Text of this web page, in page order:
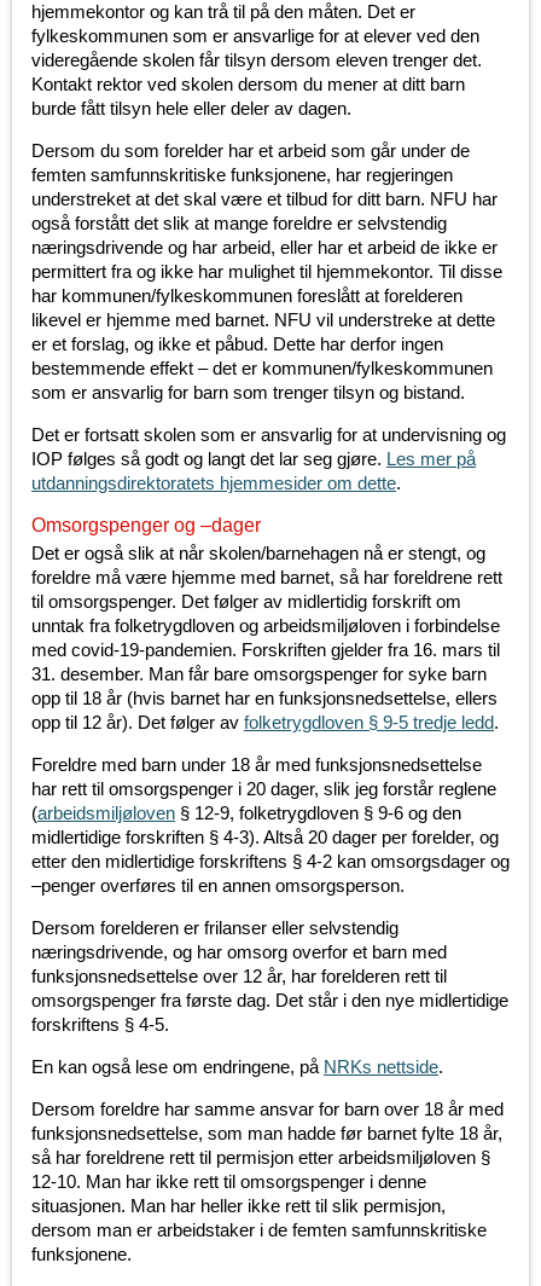
hjemmekontor og kan trå til på den måten. Det er
fylkeskommunen som er ansvarlige for at elever ved den
videregående skolen får tilsyn dersom eleven trenger det.
Kontakt rektor ved skolen dersom du mener at ditt barn
burde fått tilsyn hele eller deler av dagen.
Dersom du som forelder har et arbeid som går under de
femten samfunnskritiske funksjonene, har regjeringen
understreket at det skal være et tilbud for ditt barn. NFU har
også forstått det slik at mange foreldre er selvstendig
næringsdrivende og har arbeid, eller har et arbeid de ikke er
permittert fra og ikke har mulighet til hjemmekontor. Til disse
har kommunen/fylkeskommunen foreslått at forelderen
likevel er hjemme med barnet. NFU vil understreke at dette
er et forslag, og ikke et påbud. Dette har derfor ingen
bestemmende effekt – det er kommunen/fylkeskommunen
som er ansvarlig for barn som trenger tilsyn og bistand.
Det er fortsatt skolen som er ansvarlig for at undervisning og
IOP følges så godt og langt det lar seg gjøre. Les mer på
utdanningsdirektoratets hjemmesider om dette.
Omsorgspenger og –dager
Det er også slik at når skolen/barnehagen nå er stengt, og
foreldre må være hjemme med barnet, så har foreldrene rett
til omsorgspenger. Det følger av midlertidig forskrift om
unntak fra folketrygdloven og arbeidsmiljøloven i forbindelse
med covid-19-pandemien. Forskriften gjelder fra 16. mars til
31. desember. Man får bare omsorgspenger for syke barn
opp til 18 år (hvis barnet har en funksjonsnedsettelse, ellers
opp til 12 år). Det følger av folketrygdloven § 9-5 tredje ledd.
Foreldre med barn under 18 år med funksjonsnedsettelse
har rett til omsorgspenger i 20 dager, slik jeg forstår reglene
(arbeidsmiljøloven § 12-9, folketrygdloven § 9-6 og den
midlertidige forskriften § 4-3). Altså 20 dager per forelder, og
etter den midlertidige forskriftens § 4-2 kan omsorgsdager og
–penger overføres til en annen omsorgsperson.
Dersom forelderen er frilanser eller selvstendig
næringsdrivende, og har omsorg overfor et barn med
funksjonsnedsettelse over 12 år, har forelderen rett til
omsorgspenger fra første dag. Det står i den nye midlertidige
forskriftens § 4-5.
En kan også lese om endringene, på NRKs nettside.
Dersom foreldre har samme ansvar for barn over 18 år med
funksjonsnedsettelse, som man hadde før barnet fylte 18 år,
så har foreldrene rett til permisjon etter arbeidsmiljøloven §
12-10. Man har ikke rett til omsorgspenger i denne
situasjonen. Man har heller ikke rett til slik permisjon,
dersom man er arbeidstaker i de femten samfunnskritiske
funksjonene.